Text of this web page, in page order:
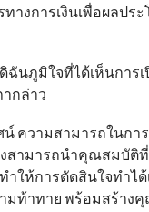
างการเงินเพื่อผลป
ฉันภูมิใจที่ได้เห็นการ
ากล่าว
น์ ความสามารถในกา
ามารถนำคุณสมบัติที่
ทำให้การตัดสินใจทำ
มท้าทาย พร้อมสร้าง